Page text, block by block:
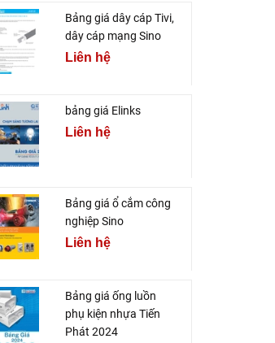
Bảng giá dây cáp Tivi,
dây cáp mạng Sino
Liên hệ
bảng giá Elinks
Liên hệ
Bảng giá ổ cắm công
nghiệp Sino
Liên hệ
Bảng giá ống luồn
phụ kiện nhựa Tiến
Phát 2024